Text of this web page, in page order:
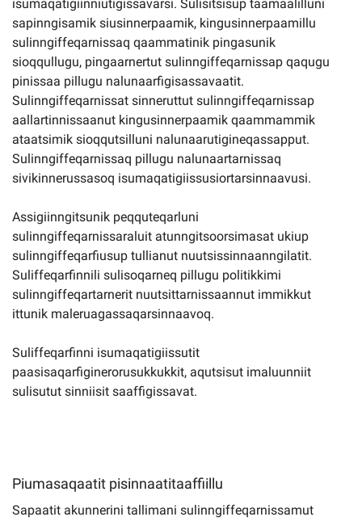
isumaqatigiinniutigissavarsi. Sulisitsisup taamaalilluni
sapinngisamik siusinnerpaamik, kingusinnerpaamillu
sulinngiffeqarnissaq qaammatinik pingasunik
sioqqullugu, pingaarnertut sulinngiffeqarnissap qaqugu
pinissaa pillugu nalunaarfigisassavaatit.
Sulinngiffeqarnissat sinneruttut sulinngiffeqarnissap
aallartinnissaanut kingusinnerpaamik qaammammik
ataatsimik sioqqutsilluni nalunaarutigineqassapput.
Sulinngiffeqarnissaq pillugu nalunaartarnissaq
sivikinnerussasoq isumaqatigiissusiortarsinnaavusi.
Assigiinngitsunik peqquteqarluni
sulinngiffeqarnissaraluit atunngitsoorsimasat ukiup
sulinngiffeqarfiusup tullianut nuutsissinnaanngilatit.
Suliffeqarfinnili sulisoqarneq pillugu politikkimi
sulinngiffeqartarnerit nuutsittarnissaannut immikkut
ittunik maleruagassaqarsinnaavoq.
Suliffeqarfinni isumaqatigiissutit
paasisaqarfiginerorusukkukkit, aqutsisut imaluunniit
sulisutut sinniisit saaffigissavat.
Piumasaqaatit pisinnaatitaaffiillu
Sapaatit akunnerini tallimani sulinngiffeqarnissamut